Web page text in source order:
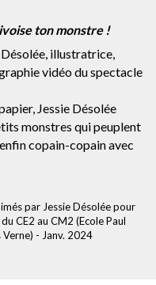
ton monstre !
illustratrice,
vidéo du spectacle
Jessie Désolée
monstres qui peuplent
copain-copain avec
par Jessie Désolée pour
CE2 au CM2 (Ecole Paul
Verne) - Janv. 2024